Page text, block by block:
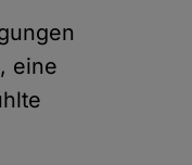
eine